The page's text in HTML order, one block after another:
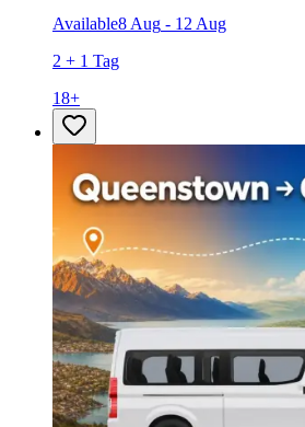
Available8 Aug - 12 Aug
2 + 1 Tag
18+